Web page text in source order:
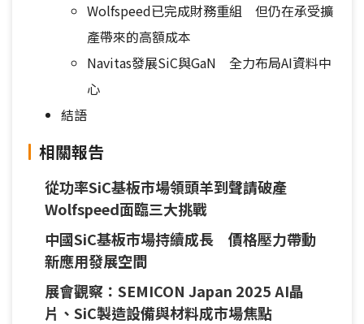
Wolfspeed已完成財務重組 但仍在承受擴
產帶來的高額成本
Navitas發展SiC與GaN 全力布局AI資料中
心
結語
相關報告
從功率SiC基板市場領頭羊到聲請破產
Wolfspeed面臨三大挑戰
中國SiC基板市場持續成長 價格壓力帶動
新應用發展空間
展會觀察：SEMICON Japan 2025 AI晶
片、SiC製造設備與材料成市場焦點